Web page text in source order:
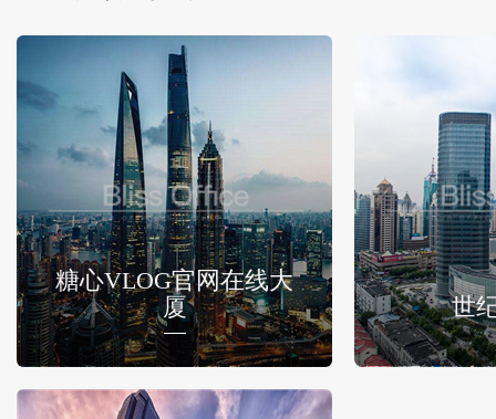
糖心VLOG官网在线大
厦
世